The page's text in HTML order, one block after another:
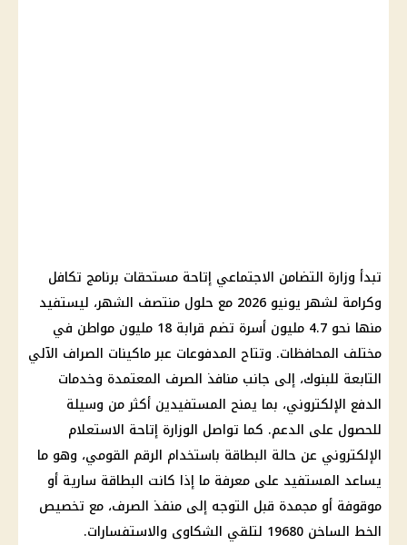
تبدأ وزارة التضامن الاجتماعي إتاحة مستحقات برنامج تكافل
وكرامة لشهر يونيو 2026 مع حلول منتصف الشهر، ليستفيد
منها نحو 4.7 مليون أسرة تضم قرابة 18 مليون مواطن في
مختلف المحافظات. وتتاح المدفوعات عبر ماكينات الصراف الآلي
التابعة للبنوك، إلى جانب منافذ الصرف المعتمدة وخدمات
الدفع الإلكتروني، بما يمنح المستفيدين أكثر من وسيلة
للحصول على الدعم. كما تواصل الوزارة إتاحة الاستعلام
الإلكتروني عن حالة البطاقة باستخدام الرقم القومي، وهو ما
يساعد المستفيد على معرفة ما إذا كانت البطاقة سارية أو
موقوفة أو مجمدة قبل التوجه إلى منفذ الصرف، مع تخصيص
الخط الساخن 19680 لتلقي الشكاوى والاستفسارات.